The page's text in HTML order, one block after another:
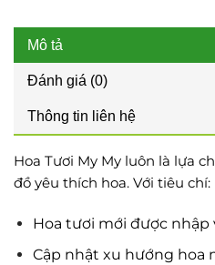
Mô tả
Đánh giá (0)
Thông tin liên hệ
Hoa Tươi My My luôn là lựa
đồ yêu thích hoa. Với tiêu chí:
Hoa tươi mới được nhập
Cập nhật xu hướng